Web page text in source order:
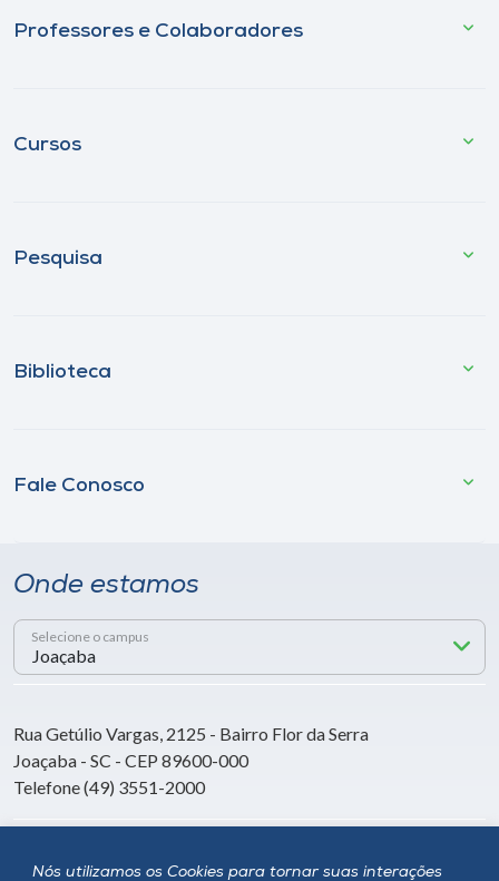
Nós utilizamos os Cookies para tornar suas interações
Professores e Colaboradores
Cursos
Pesquisa
Biblioteca
Fale Conosco
Onde estamos
Selecione o campus
Rua Getúlio Vargas, 2125 - Bairro Flor da Serra
Joaçaba - SC - CEP 89600-000
Telefone (49) 3551-2000
Siga a Unoesc